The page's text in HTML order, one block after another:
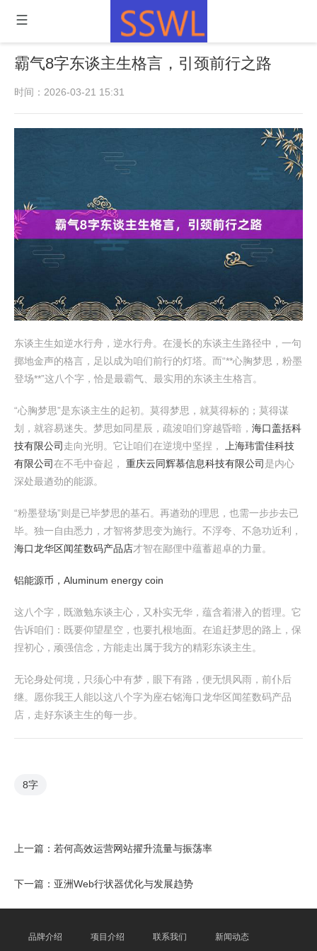
霸气8字东谈主生格言，引颈前行之路
时间：2026-03-21 15:31
东谈主生如逆水行舟，逆水行舟。在漫长的东谈主生路径中，一句
掷地金声的格言，足以成为咱们前行的灯塔。而“**心胸梦思，粉墨
登场**”这八个字，恰是最霸气、最实用的东谈主生格言。
“心胸梦思”是东谈主生的起初。莫得梦思，就莫得标的；莫得谋
划，就容易迷失。梦思如同星辰，疏浚咱们穿越昏暗， 海口盖括科
技有限公司 走向光明。它让咱们在逆境中坚捏，
上海玮雷佳科技
有限公司在不毛中奋起， 重庆云同辉慕信息科技有限公司 是内心
深处最遒劲的能源。
“粉墨登场”则是已毕梦思的基石。再遒劲的理思，也需一步步去已
毕。独一自由悉力，才智将梦思变为施行。不浮夸、不急功近利，
海口龙华区闻笙数码产品店才智在鄙俚中蕴蓄超卓的力量。
铝能源币，Aluminum energy coin
这八个字，既激勉东谈主心，又朴实无华，蕴含着潜入的哲理。它
告诉咱们：既要仰望星空，也要扎根地面。在追赶梦思的路上，保
捏初心，顽强信念，方能走出属于我方的精彩东谈主生。
无论身处何境，只须心中有梦，眼下有路，便无惧风雨，前仆后
继。愿你我王人能以这八个字为座右铭海口龙华区闻笙数码产品
店，走好东谈主生的每一步。
8字
上一篇： 若何高效运营网站擢升流量与振荡率
下一篇： 亚洲Web行状器优化与发展趋势
品牌介绍 项目介绍 联系我们 新闻动态